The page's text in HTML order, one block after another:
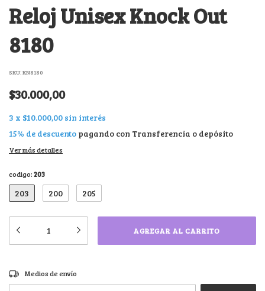
Reloj Unisex Knock Out
8180
SKU:KN8180
$30.000,00
3 x $10.000,00 sin interés
15% de descuento pagando con Transferencia o depósito
Ver más detalles
codigo:203
203 200 205
Entregas para el CP:
Medios de envío